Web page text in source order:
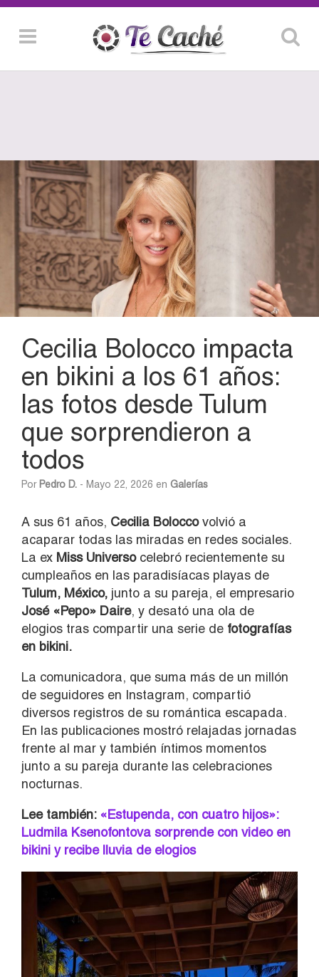
Cecilia Bolocco impacta
en bikini a los 61 años:
las fotos desde Tulum
que sorprendieron a
todos
Por Pedro D. - Mayo 22, 2026 en Galerías
A sus 61 años, Cecilia Bolocco volvió a
acaparar todas las miradas en redes sociales.
La ex Miss Universocelebró recientemente su
cumpleaños en las paradisíacas playas de
Tulum, México, junto a su pareja, el empresario
José «Pepo» Daire, y desató una ola de
elogios tras compartir una serie de fotografías
en bikini.
La comunicadora, que suma más de un millón
de seguidores en Instagram, compartió
diversos registros de su romántica escapada.
En las publicaciones mostró relajadas jornadas
frente al mar y también íntimos momentos
junto a su pareja durante las celebraciones
nocturnas.
Lee también: «Estupenda, con cuatro hijos»:
Ludmila Ksenofontova sorprende con video en
bikini y recibe lluvia de elogios